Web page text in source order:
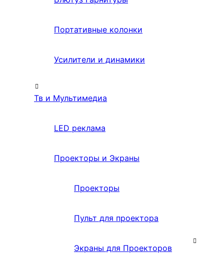
Портативные колонки
Усилители и динамики
Тв и Мультимедиа
LED реклама
Проекторы и Экраны
Проекторы
Пульт для проектора
Экраны для Проекторов